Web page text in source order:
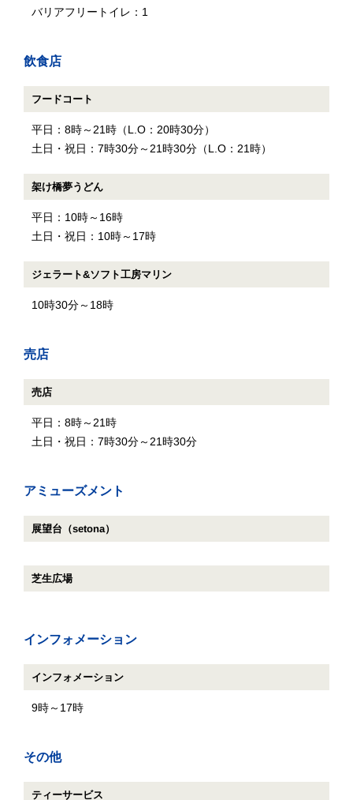
バリアフリートイレ：1
飲食店
フードコート
平日：8時～21時（L.O：20時30分）
土日・祝日：7時30分～21時30分（L.O：21時）
架け橋夢うどん
平日：10時～16時
土日・祝日：10時～17時
ジェラート&ソフト工房マリン
10時30分～18時
売店
売店
平日：8時～21時
土日・祝日：7時30分～21時30分
アミューズメント
展望台（setona）
芝生広場
インフォメーション
インフォメーション
9時～17時
その他
ティーサービス